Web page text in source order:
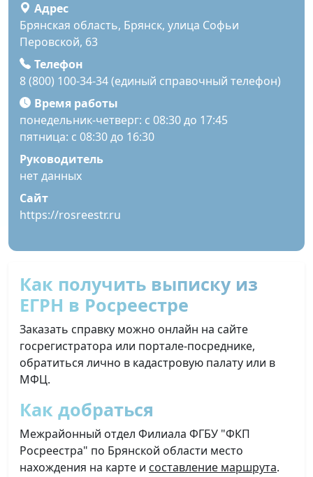
Адрес
Брянская область, Брянск, улица Софьи
Перовской, 63
Телефон
8 (800) 100-34-34 (единый справочный телефон)
Время работы
понедельник-четверг: с 08:30 до 17:45
пятница: с 08:30 до 16:30
Руководитель
нет данных
Сайт
https://rosreestr.ru
Как получить выписку из
ЕГРН в Росреестре
Заказать справку можно онлайн на сайте
госрегистратора или портале-посреднике,
обратиться лично в кадастровую палату или в
МФЦ.
Как добраться
Межрайонный отдел Филиала ФГБУ "ФКП
Росреестра" по Брянской области место
нахождения на карте и составление маршрута.